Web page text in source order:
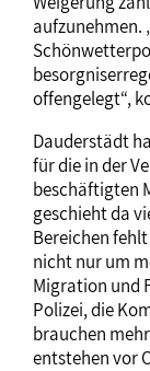
aufzunehmen.
offengelegt“,
Dauderstädt
für die in der
beschäftigten
geschieht da
Bereichen
nicht nur um
Migration und
Polizei, die
brauchen
entstehen vor